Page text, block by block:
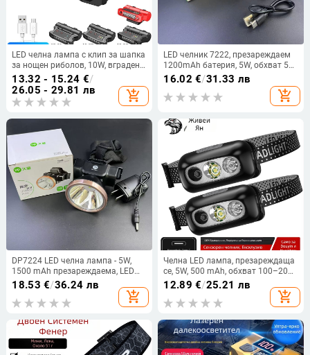
LED челна лампа с клип за шапка
за нощен риболов, 10W, вградена
презареждаема батерия, обхват
100-200 м
13.32 - 15.24 €/
26.05 - 29.81 лв
add_shopping_cart
LED челник 7222, презареждаем
1200mAh батерия, 5W, обхват 50-
100m, за къмпинг и походи
16.02 €/31.33 лв
add_shopping_cart
DP7224 LED челна лампа - 5W,
1500 mAh презареждаема, LED
осветление, обхват 200-500 м
18.53 €/36.24 лв
add_shopping_cart
Челна LED лампа, презареждаща
се, 5W, 500 mAh, обхват 100–200
м
12.89 €/25.21 лв
add_shopping_cart